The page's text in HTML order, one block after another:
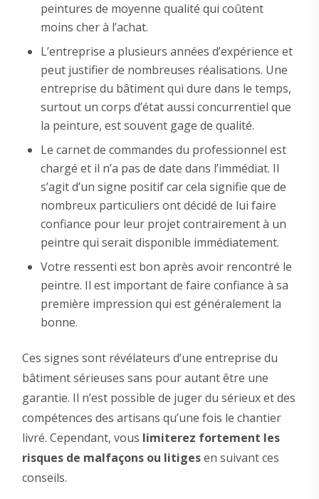
peintures de moyenne qualité qui coûtent
moins cher à l’achat.
L’entreprise a plusieurs années d’expérience et
peut justifier de nombreuses réalisations. Une
entreprise du bâtiment qui dure dans le temps,
surtout un corps d’état aussi concurrentiel que
la peinture, est souvent gage de qualité.
Le carnet de commandes du professionnel est
chargé et il n’a pas de date dans l’immédiat. Il
s’agit d’un signe positif car cela signifie que de
nombreux particuliers ont décidé de lui faire
confiance pour leur projet contrairement à un
peintre qui serait disponible immédiatement.
Votre ressenti est bon après avoir rencontré le
peintre. Il est important de faire confiance à sa
première impression qui est généralement la
bonne.
Ces signes sont révélateurs d’une entreprise du
bâtiment sérieuses sans pour autant être une
garantie. Il n’est possible de juger du sérieux et des
compétences des artisans qu’une fois le chantier
livré. Cependant, vous limiterez fortement les
risques de malfaçons ou litigesen suivant ces
conseils.